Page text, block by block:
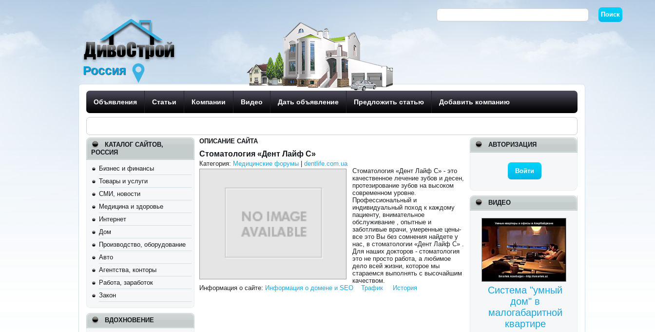
Россия
Объявления Статьи Компании Видео Дать объявление Предложить статью Добавить компанию
КАТАЛОГ САЙТОВ,
РОССИЯ
Бизнес и финансы
Товары и услуги
СМИ, новости
Медицина и здоровье
Интернет
Дом
Производство, оборудование
Авто
Агентства, конторы
Работа, заработок
Закон
ВДОХНОВЕНИЕ
АВТОРИЗАЦИЯ
Войти
ВИДЕО
Система "умный
дом" в
малогабаритной
квартире
ОПИСАНИЕ САЙТА
Стоматология «Дент Лайф С»
Категория: Медицинские форумы |dentlife.com.ua
Стоматология «Дент Лайф С» - это
качественное лечение зубов и десен,
протезирование зубов на высоком
современном уровне.
Профессиональный и
индивидуальный поход к каждому
пациенту, внимательное
обслуживание , опытные и
заботливые врачи, умеренные цены-
все это Вы без сомнения найдете у
нас, в стоматологии «Дент Лайф С» .
Для наших докторов - стоматология
это не просто работа, а любимое
дело всей жизни, которое мы
стараемся выполнять с высочайшим
качеством.
Информация о сайте: Информация о домене и SEO Трафик История